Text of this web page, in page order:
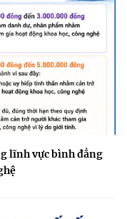
lĩnh vực bình đẳng